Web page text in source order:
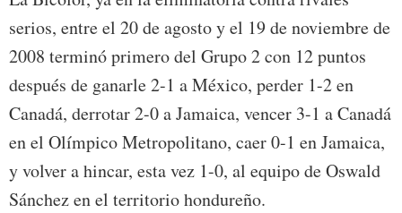
serios, entre el 20 de agosto y el 19 de noviembre de
2008 terminó primero del Grupo 2 con 12 puntos
después de ganarle 2-1 a México, perder 1-2 en
Canadá, derrotar 2-0 a Jamaica, vencer 3-1 a Canadá
en el Olímpico Metropolitano, caer 0-1 en Jamaica,
y volver a hincar, esta vez 1-0, al equipo de Oswald
Sánchez en el territorio hondureño.